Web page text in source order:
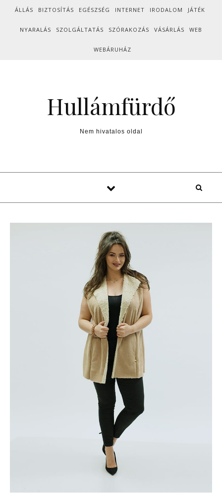
Skip to content
ÁLLÁS BIZTOSÍTÁS EGÉSZSÉG INTERNET IRODALOM JÁTÉK
NYARALÁS SZOLGÁLTATÁS SZÓRAKOZÁS VÁSÁRLÁS WEB
WEBÁRUHÁZ
Hullámfürdő
Nem hivatalos oldal